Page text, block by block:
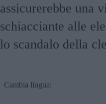
assicurerebbe una
schiacciante alle
lo scandalo della
Cambia lingua: